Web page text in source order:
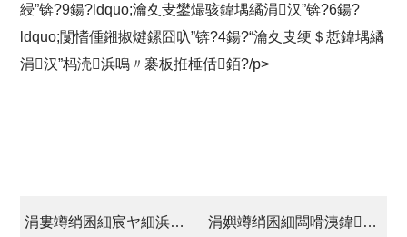
綅”锛?9鍚?ldquo;瀹夊叏鐢熶骇鍏堣繘涓汉”锛?6鍚?
ldquo;闅愭偅鎺掓煡鏍囧叺”锛?4鍚?“瀹夊叏绠＄悊鍏堣繘
涓汉”杩涜浜嗚〃褰板拰棰佸銆?/p>
涓婁竴绡囷細宸ヤ細浜屽眾鍗佸洓娆″叏濮旓紙鎵╁ぇ锛変細璁彫寮€ 2017骞村伐浼氬伐浣滃洿缁曗€?531鈥濆竷灞€ 涓嬩竴绡囷細闆嗗洟鍏徃鍙紑2017骞村害宸ヤ綔浼?/a>